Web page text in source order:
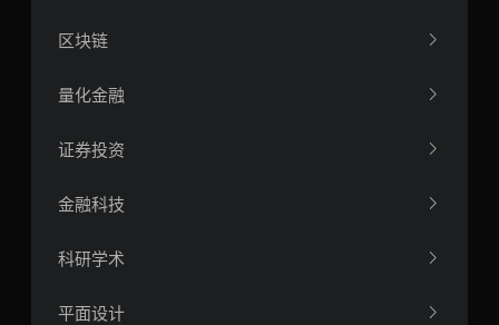
区块链
量化金融
证券投资
金融科技
科研学术
平面设计